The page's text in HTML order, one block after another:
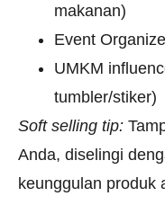
makanan)
Event
UMKM
tumbler/stiker)
Soft selling tip:
Anda, diselingi
keunggulan produk